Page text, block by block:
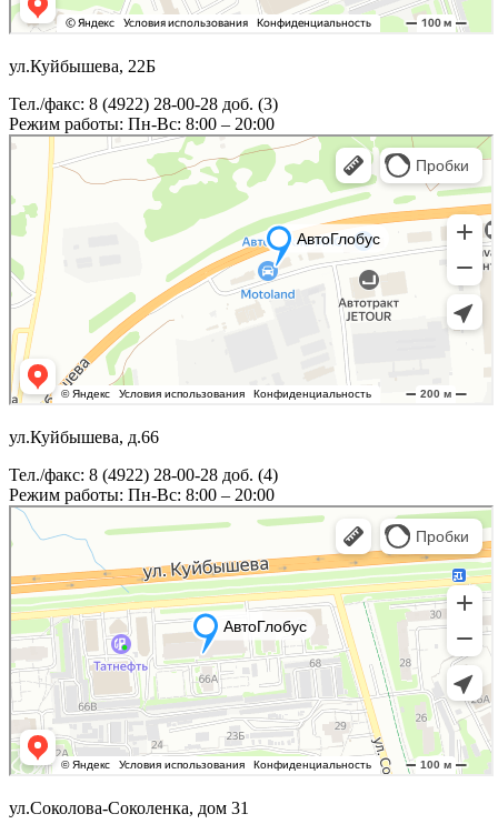
ул.Куйбышева, 22Б
Тел./факс: 8 (4922) 28-00-28 доб. (3)
Режим работы: Пн-Вс: 8:00 – 20:00
ул.Куйбышева, д.66
Тел./факс: 8 (4922) 28-00-28 доб. (4)
Режим работы: Пн-Вс: 8:00 – 20:00
ул.Соколова-Соколенка, дом 31